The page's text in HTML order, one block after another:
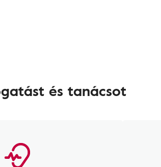
és tanácsot